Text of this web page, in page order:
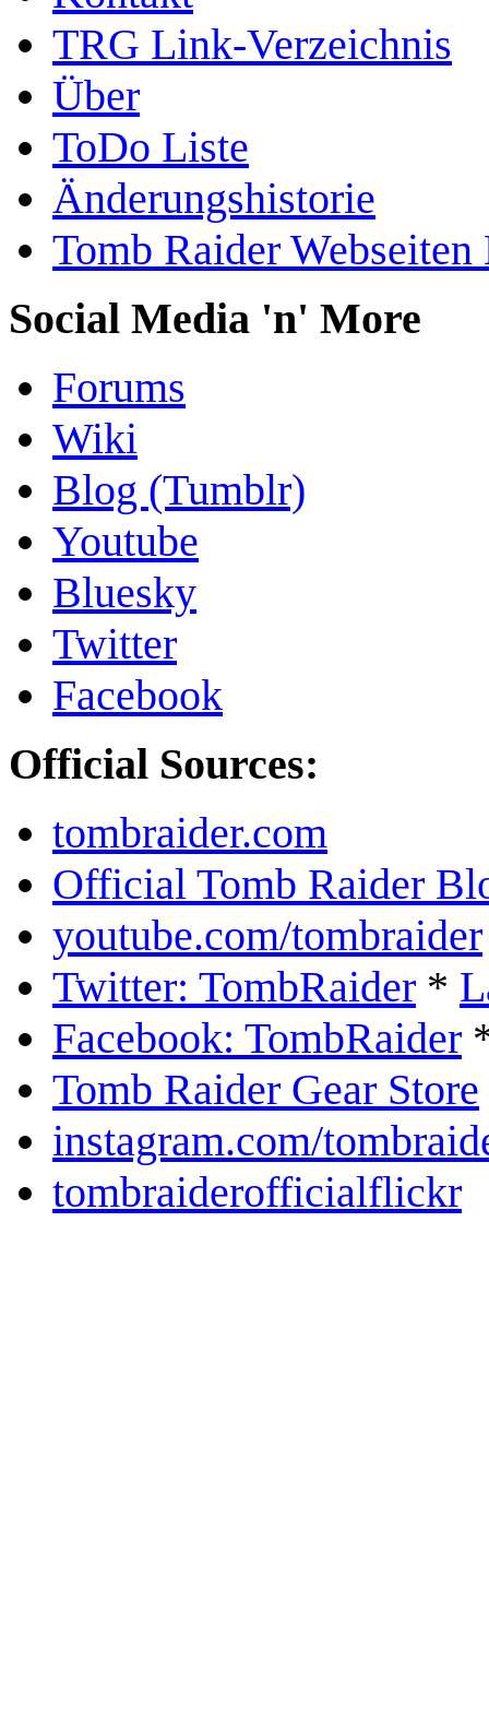
TRG Link-Verzeichnis
Über
ToDo Liste
Änderungshistorie
Tomb Raider
Social Media 'n' More
Forums
Wiki
Blog (Tumblr)
Youtube
Bluesky
Twitter
Facebook
Official Sources:
tombraider.com
Official Tomb Raider
youtube.com/tombraider
Twitter: TombRaider *
Facebook: TombRaider
Tomb Raider Gear Store
instagram.com/
tombraiderofficialflickr